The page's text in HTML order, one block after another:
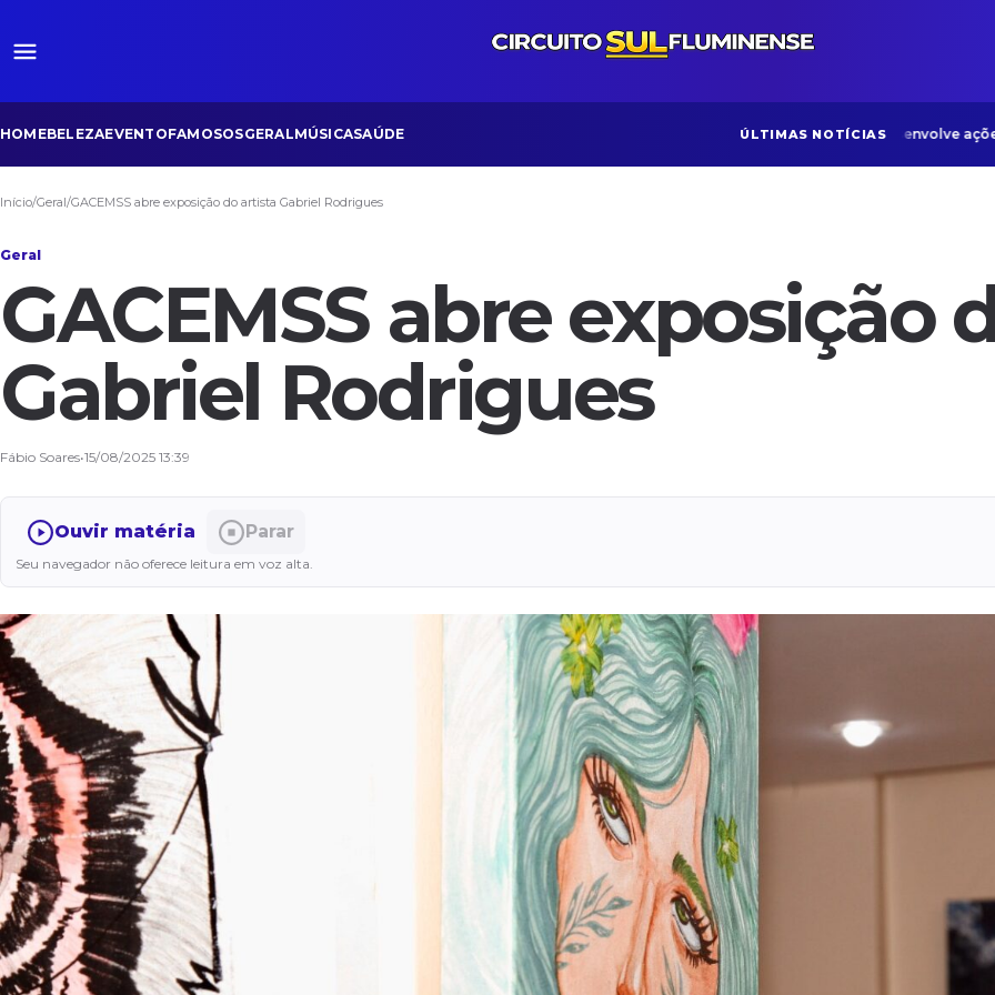
HOMEBELEZAEVENTOFAMOSOSGERALMÚSICASAÚDE ÚLTIMAS NOTÍCIAS
ONG Bom Samaritano desenvolve ações
Início/Geral/GACEMSS abre exposição do artista Gabriel Rodrigues
Geral
GACEMSS abre exposição
Gabriel Rodrigues
Fábio Soares•15/08/2025 13:39
Ouvir matéria Parar
Seu navegador não oferece leitura em voz alta.